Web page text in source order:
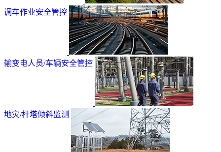
调车作业安全管控
输变电人员/车辆安全管控
地灾/杆塔倾斜监测